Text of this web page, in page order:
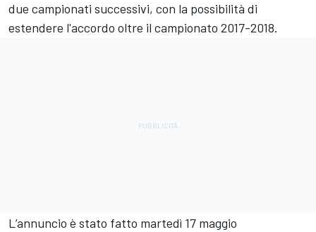
due campionati successivi, con la possibilità di
estendere l'accordo oltre il campionato 2017-2018.
L’annuncio è stato fatto martedì 17 maggio